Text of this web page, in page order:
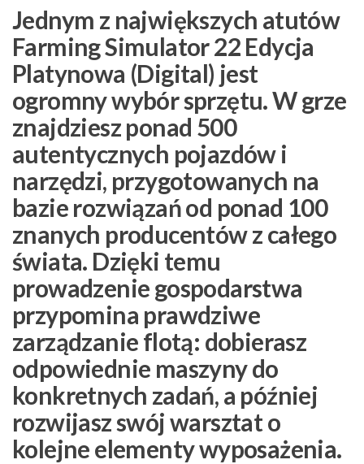
Jednym z największych atutów
Farming Simulator 22 Edycja
Platynowa (Digital) jest
ogromny wybór sprzętu. W grze
znajdzieszponad 500
autentycznych pojazdów i
narzędzi, przygotowanych na
bazie rozwiązań od ponad 100
znanych producentówz całego
świata. Dzięki temu
prowadzenie gospodarstwa
przypomina prawdziwe
zarządzanie flotą: dobierasz
odpowiednie maszyny do
konkretnych zadań, a później
rozwijasz swój warsztat o
kolejne elementy wyposażenia.